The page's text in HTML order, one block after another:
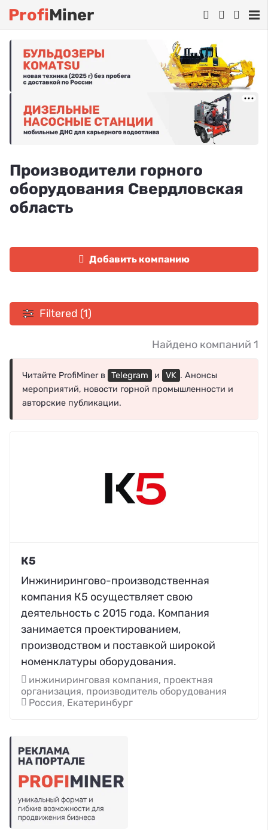
ProfiMiner
Производители горного
оборудования Свердловская
область
Добавить компанию
Filtered (1)
Найдено компаний 1
Читайте ProfiMiner в Telegram и VK . Анонсы
мероприятий, новости горной промышленности и
авторские публикации.
К5
Инжинирингово-производственная
компания К5 осуществляет свою
деятельность с 2015 года. Компания
занимается проектированием,
производством и поставкой широкой
номенклатуры оборудования.
инжиниринговая компания, проектная
организация, производитель оборудования
Россия, Екатеринбург